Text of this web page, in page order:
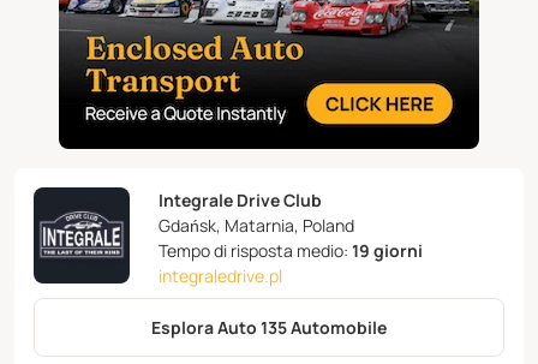
Integrale Drive Club
Gdańsk, Matarnia, Poland
Tempo di risposta medio: 19 giorni
integraledrive.pl
Esplora Auto 135 Automobile